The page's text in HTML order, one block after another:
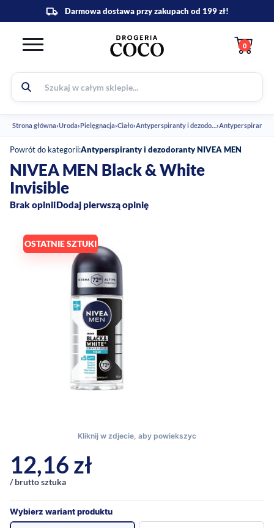
0
Strona główna›Uroda›Pielęgnacja›Ciało› Antyperspiranty i dezodoranty›
OSTATNIE SZTUKI
Powrót do kategorii:Antyperspiranty i dezodoranty NIVEA MEN
NIVEA MEN Black & White
Invisible
Brak opiniiDodaj pierwszą opinię
12,16zł
/ brutto sztuka
Wybierz wariant produktu